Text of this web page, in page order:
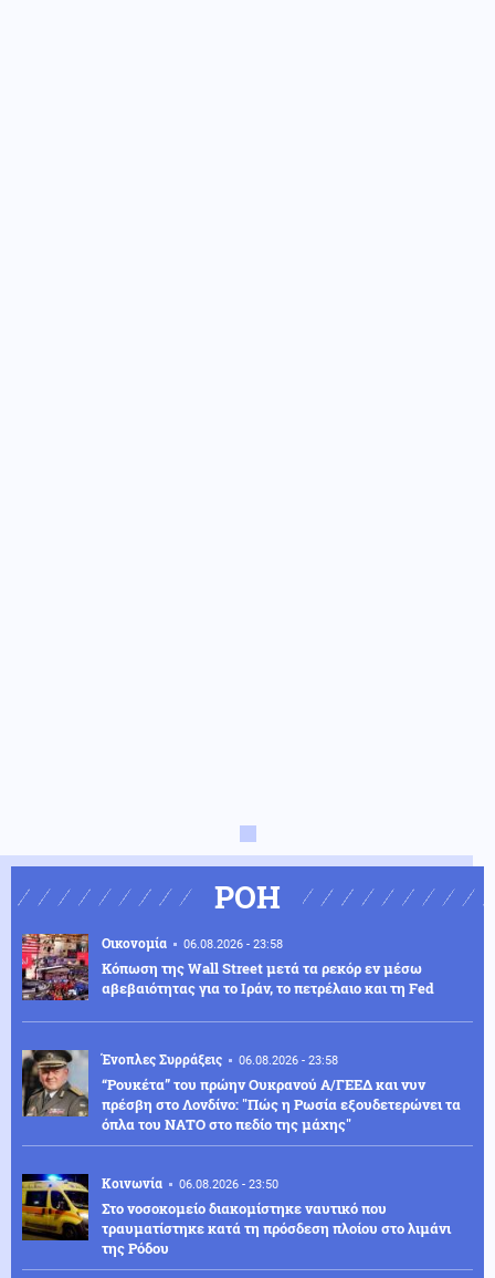
ΡΟΗ
Οικονομία 06.08.2026 - 23:58
Κόπωση της Wall Street μετά τα ρεκόρ εν μέσω
αβεβαιότητας για το Ιράν, το πετρέλαιο και τη Fed
Ένοπλες Συρράξεις 06.08.2026 - 23:58
“Ρουκέτα” του πρώην Ουκρανού Α/ΓΕΕΔ και νυν
πρέσβη στο Λονδίνο: "Πώς η Ρωσία εξουδετερώνει τα
όπλα του ΝΑΤΟ στο πεδίο της μάχης"
Κοινωνία 06.08.2026 - 23:50
Στο νοσοκομείο διακομίστηκε ναυτικό που
τραυματίστηκε κατά τη πρόσδεση πλοίου στο λιμάνι
της Ρόδου